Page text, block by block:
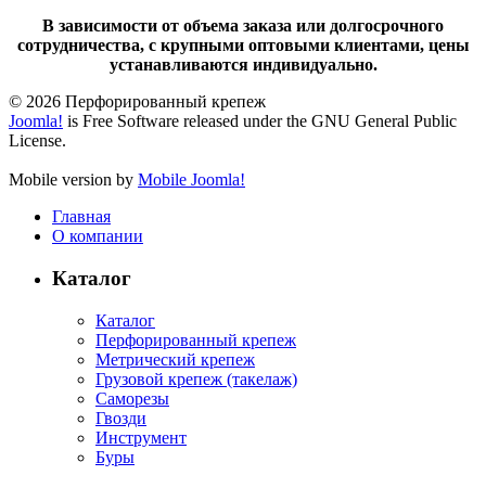
В зависимости от объема заказа или долгосрочного
сотрудничества, с крупными оптовыми клиентами, цены
устанавливаются индивидуально.
© 2026 Перфорированный крепеж
Joomla! is Free Software released under the GNU General Public
License.
Mobile version by Mobile Joomla!
Главная
О компании
Каталог
Каталог
Перфорированный крепеж
Метрический крепеж
Грузовой крепеж (такелаж)
Саморезы
Гвозди
Инструмент
Буры